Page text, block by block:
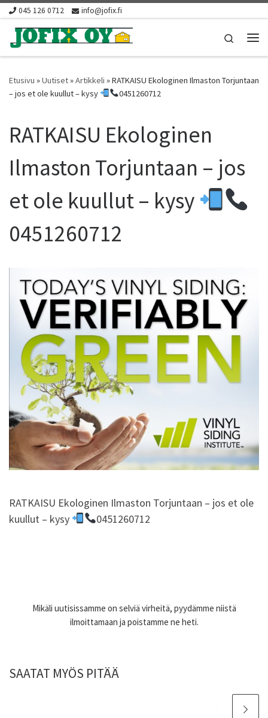
Skip to content
045 126 0712 info@jofix.fi
Search
Etusivu »Uutiset»Artikkeli »RATKAISU Ekologinen Ilmaston Torjuntaan
– jos et ole kuullut – kysy
0451260712
RATKAISU Ekologinen
Ilmaston Torjuntaan – jos
et ole kuullut – kysy
0451260712
RATKAISU Ekologinen Ilmaston Torjuntaan – jos et ole
kuullut – kysy
0451260712
Mikäli uutisissamme on selviä virheitä, pyydämme niistä
ilmoittamaan ja poistamme ne heti.
SAATAT MYÖS PITÄÄ